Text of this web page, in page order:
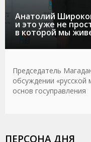
Анатолий
и это уже не
в которой мы
Председатель
обсуждении «русской
основ госуправления
ПЕРСОНА ДНЯ